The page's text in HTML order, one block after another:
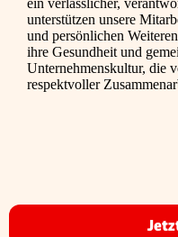
ein verlässlicher,
unterstützen unsere
und persönlichen
ihre Gesundheit und
Unternehmenskultur, die
respektvoller